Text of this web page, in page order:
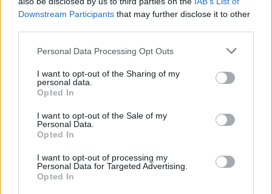
Downstream Participants that may further disclose it to other
Please note that this website/app uses one or more Google
not limited to your visit or usage behaviour. You may click to
grant or deny consent to Google and its third-party tags to
use your data for below specified purposes in below Google
consent section.
Personal Data Processing Opt Outs
I want to opt-out of the Sharing of my
personal data.
Opted In
I want to opt-out of the Sale of my
Personal Data.
Opted In
I want to opt-out of processing my
Personal Data for Targeted Advertising.
Opted In
Infelizmente, é um fato que existem vários golpes de
evitar qualquer tipo de projeto que garanta retornos
rápidos e altos.
Caso você veja um projeto promissor, certifique-se de
verificar todas as informações antes de tomar qualquer
decisão sobre seu dinheiro.
2. Problemas de segurança de rede
Uma das coisas mais importantes com a criptomoeda é a